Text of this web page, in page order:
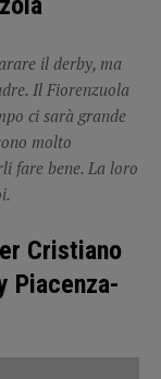
il derby, ma
Il Fiorenzuola
ci sarà grande
molto
fare bene. La loro
Cristiano
Piacenza-